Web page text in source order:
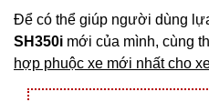
Để có thể giúp người dùng
SH350i mới của mình, cùng
hợp phuộc xe mới nhất cho